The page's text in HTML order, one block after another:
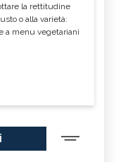
la rettitudine
o alla varietà:
a menu vegetariani